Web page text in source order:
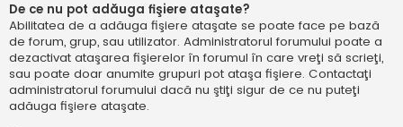
De ce nu pot adăuga fişiere ataşate?
Abilitatea de a adăuga fişiere ataşate se poate face pe bază
de forum, grup, sau utilizator. Administratorul forumului poate a
dezactivat ataşarea fişierelor în forumul în care vreţi să scrieţi,
sau poate doar anumite grupuri pot ataşa fişiere. Contactaţi
administratorul forumului dacă nu ştiţi sigur de ce nu puteţi
adăuga fişiere ataşate.